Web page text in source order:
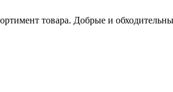
товара. Добрые и